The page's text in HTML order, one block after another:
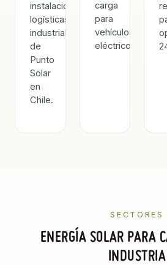
instalaciones
logísticas
industriales
de
Punto
Solar
en
Chile.
carga
para
vehículos
eléctricos.
SECTORES
ENERGÍA SOLAR PARA
INDUSTRIA